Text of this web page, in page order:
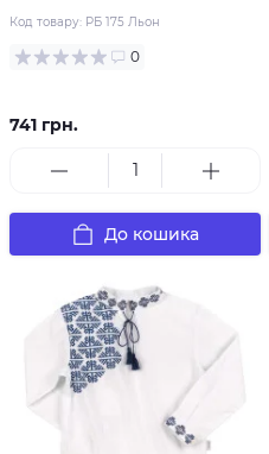
Код товару: РБ 175 Льон
0
741 грн.
До кошика